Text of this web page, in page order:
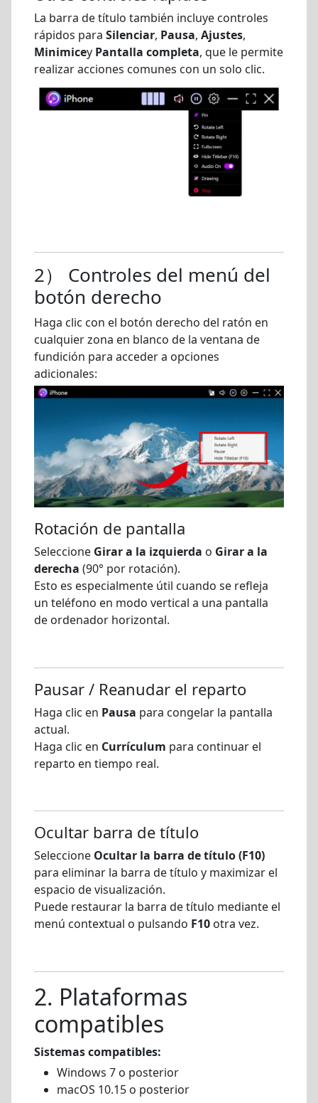
La barra de título también incluye controles
rápidos para Silenciar, Pausa, Ajustes,
Minimicey Pantalla completa, que le permite
realizar acciones comunes con un solo clic.
2） Controles del menú del
botón derecho
Haga clic con el botón derecho del ratón en
cualquier zona en blanco de la ventana de
fundición para acceder a opciones
adicionales:
Rotación de pantalla
Seleccione Girar a la izquierda o Girar a la
derecha (90° por rotación).
Esto es especialmente útil cuando se refleja
un teléfono en modo vertical a una pantalla
de ordenador horizontal.
Pausar / Reanudar el reparto
Haga clic en Pausa para congelar la pantalla
actual.
Haga clic en Currículum para continuar el
reparto en tiempo real.
Ocultar barra de título
Seleccione Ocultar la barra de título (F10)
para eliminar la barra de título y maximizar el
espacio de visualización.
Puede restaurar la barra de título mediante el
menú contextual o pulsando F10 otra vez.
2. Plataformas
compatibles
Sistemas compatibles:
Windows 7 o posterior
macOS 10.15 o posterior